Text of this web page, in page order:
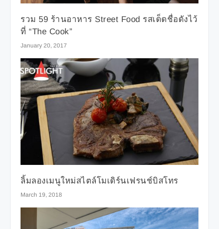
รวม 59 ร้านอาหาร Street Food รสเด็ดชื่อดังไว้
ที่ “The Cook”
January 20, 2017
ลิ้มลองเมนูใหม่สไตล์โมเดิร์นเฟรนช์บิสโทร
March 19, 2018